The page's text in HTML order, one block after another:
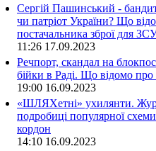
Сергій Пашинський -
чи патріот України? Що
постачальника зброї для
11:26 17.09.2023
Речпорт, скандал на
бійки в Раді. Що відомо
19:00 16.09.2023
«ШЛЯХетні» ухилянти.
подробиці популярної схеми
кордон
14:10 16.09.2023